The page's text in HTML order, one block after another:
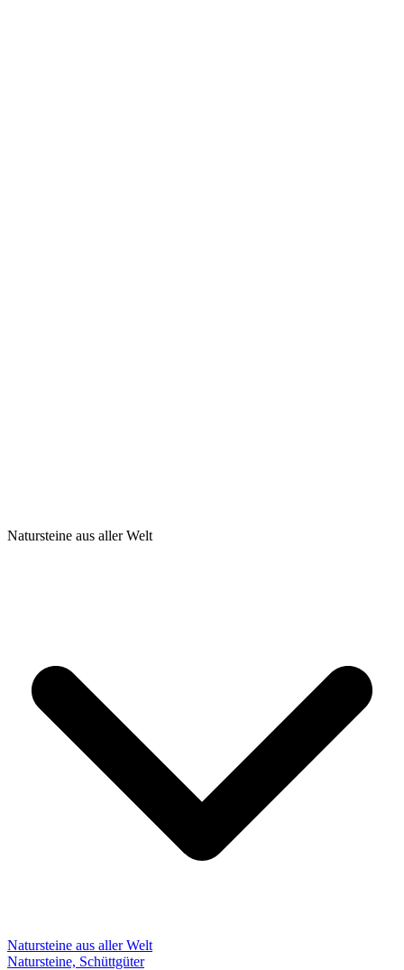
Natursteine aus aller Welt
Natursteine aus aller Welt
Natursteine, Schüttgüter